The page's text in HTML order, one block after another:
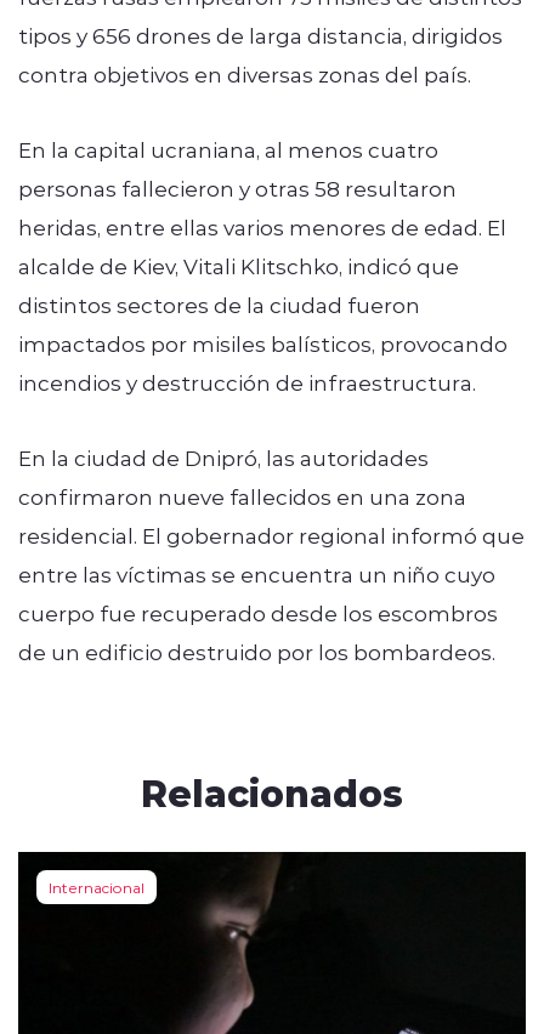
tipos y 656 drones de larga distancia, dirigidos
contra objetivos en diversas zonas del país.
En la capital ucraniana, al menos cuatro
personas fallecieron y otras 58 resultaron
heridas, entre ellas varios menores de edad. El
alcalde de Kiev, Vitali Klitschko, indicó que
distintos sectores de la ciudad fueron
impactados por misiles balísticos, provocando
incendios y destrucción de infraestructura.
En la ciudad de Dnipró, las autoridades
confirmaron nueve fallecidos en una zona
residencial. El gobernador regional informó que
entre las víctimas se encuentra un niño cuyo
cuerpo fue recuperado desde los escombros
de un edificio destruido por los bombardeos.
Relacionados
Internacional